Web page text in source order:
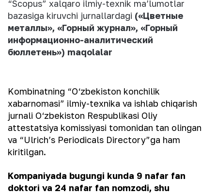
“Scopus” xalqaro ilmiy-texnik ma’lumotlar
bazasiga kiruvchi jurnallardagi («Цветные
металлы», «Горный журнал», «Горный
информационно-аналитический
бюллетень») maqolalar
Kombinatning “O‘zbekiston konchilik
xabarnomasi” ilmiy-texnika va ishlab chiqarish
jurnali O‘zbekiston Respublikasi Oliy
attestatsiya komissiyasi tomonidan tan olingan
va “Ulrich’s Periodicals Directory”ga ham
kiritilgan.
Kompaniyada bugungi kunda 9 nafar fan
doktori va 24 nafar fan nomzodi, shu